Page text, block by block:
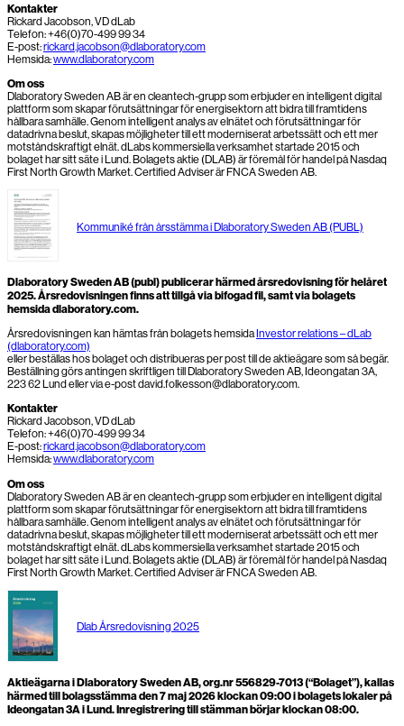
Kontakter
Rickard Jacobson, VD dLab
Telefon: +46(0)70-499 99 34
E-post:rickard.jacobson@dlaboratory.com
Hemsida:www.dlaboratory.com
Om oss
Dlaboratory Sweden AB är en cleantech-grupp som erbjuder en intelligent digital
plattform som skapar förutsättningar för energisektorn att bidra till framtidens
hållbara samhälle. Genom intelligent analys av elnätet och förutsättningar för
datadrivna beslut, skapas möjligheter till ett moderniserat arbetssätt och ett mer
motståndskraftigt elnät. dLabs kommersiella verksamhet startade 2015 och
bolaget har sitt säte i Lund. Bolagets aktie (DLAB) är föremål för handel på Nasdaq
First North Growth Market. Certified Adviser är FNCA Sweden AB.
Kommuniké från årsstämma i Dlaboratory Sweden AB (PUBL)
Dlaboratory Sweden AB (publ) publicerar härmed årsredovisning för helåret
2025. Årsredovisningen finns att tillgå via bifogad fil, samt via bolagets
hemsida dlaboratory.com.
Årsredovisningen kan hämtas från bolagets hemsidaInvestor relations – dLab
(dlaboratory.com)
eller beställas hos bolaget och distribueras per post till de aktieägare som så begär.
Beställning görs antingen skriftligen till Dlaboratory Sweden AB, Ideongatan 3A,
223 62 Lund eller via e-post david.folkesson@dlaboratory.com.
Kontakter
Rickard Jacobson, VD dLab
Telefon: +46(0)70-499 99 34
E-post:rickard.jacobson@dlaboratory.com
Hemsida:www.dlaboratory.com
Om oss
Dlaboratory Sweden AB är en cleantech-grupp som erbjuder en intelligent digital
plattform som skapar förutsättningar för energisektorn att bidra till framtidens
hållbara samhälle. Genom intelligent analys av elnätet och förutsättningar för
datadrivna beslut, skapas möjligheter till ett moderniserat arbetssätt och ett mer
motståndskraftigt elnät. dLabs kommersiella verksamhet startade 2015 och
bolaget har sitt säte i Lund. Bolagets aktie (DLAB) är föremål för handel på Nasdaq
First North Growth Market. Certified Adviser är FNCA Sweden AB.
Dlab Årsredovisning 2025
Aktieägarna i Dlaboratory Sweden AB, org.nr 556829-7013 (“Bolaget”), kallas
härmed till bolagsstämma den 7 maj 2026 klockan 09:00 i bolagets lokaler på
Ideongatan 3A i Lund. Inregistrering till stämman börjar klockan 08:00.